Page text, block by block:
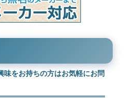
味をお持ちの方はお気軽にお問